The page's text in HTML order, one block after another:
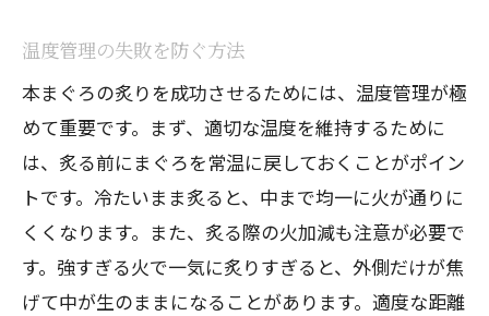
温度管理の失敗を防ぐ方法
本まぐろの炙りを成功させるためには、温度管理が極
めて重要です。まず、適切な温度を維持するために
は、炙る前にまぐろを常温に戻しておくことがポイン
トです。冷たいまま炙ると、中まで均一に火が通りに
くくなります。また、炙る際の火加減も注意が必要で
す。強すぎる火で一気に炙りすぎると、外側だけが焦
げて中が生のままになることがあります。適度な距離